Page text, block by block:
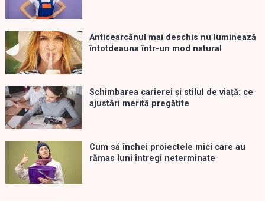
Anticearcănul mai deschis nu luminează
întotdeauna într-un mod natural
Schimbarea carierei și stilul de viață: ce
ajustări merită pregătite
Cum să închei proiectele mici care au
rămas luni întregi neterminate